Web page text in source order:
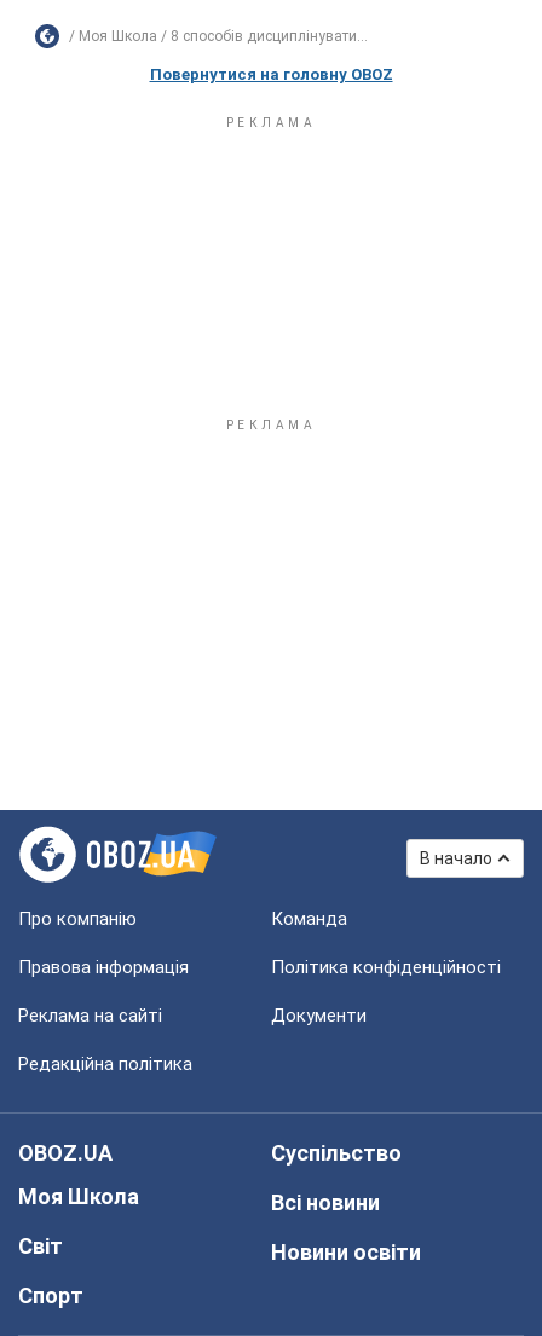
Моя Школа 8 способів дисциплінувати...
Повернутися на головну OBOZ
В начало
Про компанію Команда
Правова інформація Політика конфіденційності
Реклама на сайті Документи
Редакційна політика
OBOZ.UA
Моя Школа
Світ
Спорт
Суспільство
Всі новини
Новини освіти